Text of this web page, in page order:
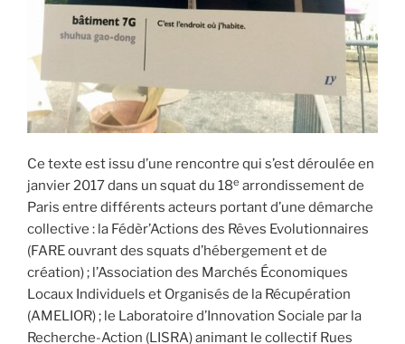
Ce texte est issu d’une rencontre qui s’est déroulée en
janvier 2017 dans un squat du 18e arrondissement de
Paris entre différents acteurs portant d’une démarche
collective : la Fédèr’Actions des Rêves Evolutionnaires
(FARE ouvrant des squats d’hébergement et de
création) ; l’Association des Marchés Économiques
Locaux Individuels et Organisés de la Récupération
(AMELIOR) ; le Laboratoire d’Innovation Sociale par la
Recherche-Action (LISRA) animant le collectif Rues